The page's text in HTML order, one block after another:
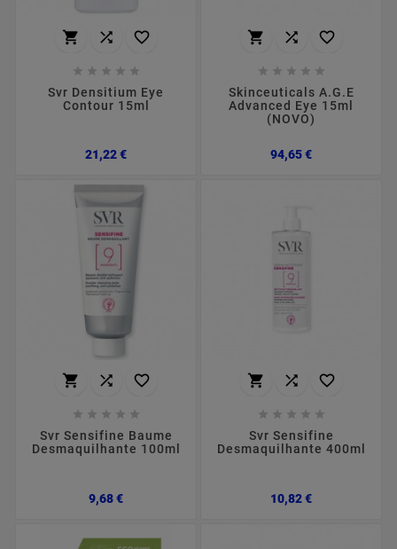
  
    
Svr Densitium Eye
Contour 15ml
21,22 €Preço
  
    
Skinceuticals A.G.E
Advanced Eye 15ml
(NOVO)
94,65 €Preço
  
    
Svr Sensifine Baume
Desmaquilhante 100ml
9,68 €Preço
  
    
Svr Sensifine
Desmaquilhante 400ml
10,82 €Preço